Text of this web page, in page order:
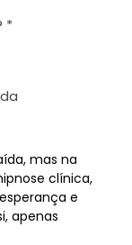
*
mas na
clínica,
e
apenas